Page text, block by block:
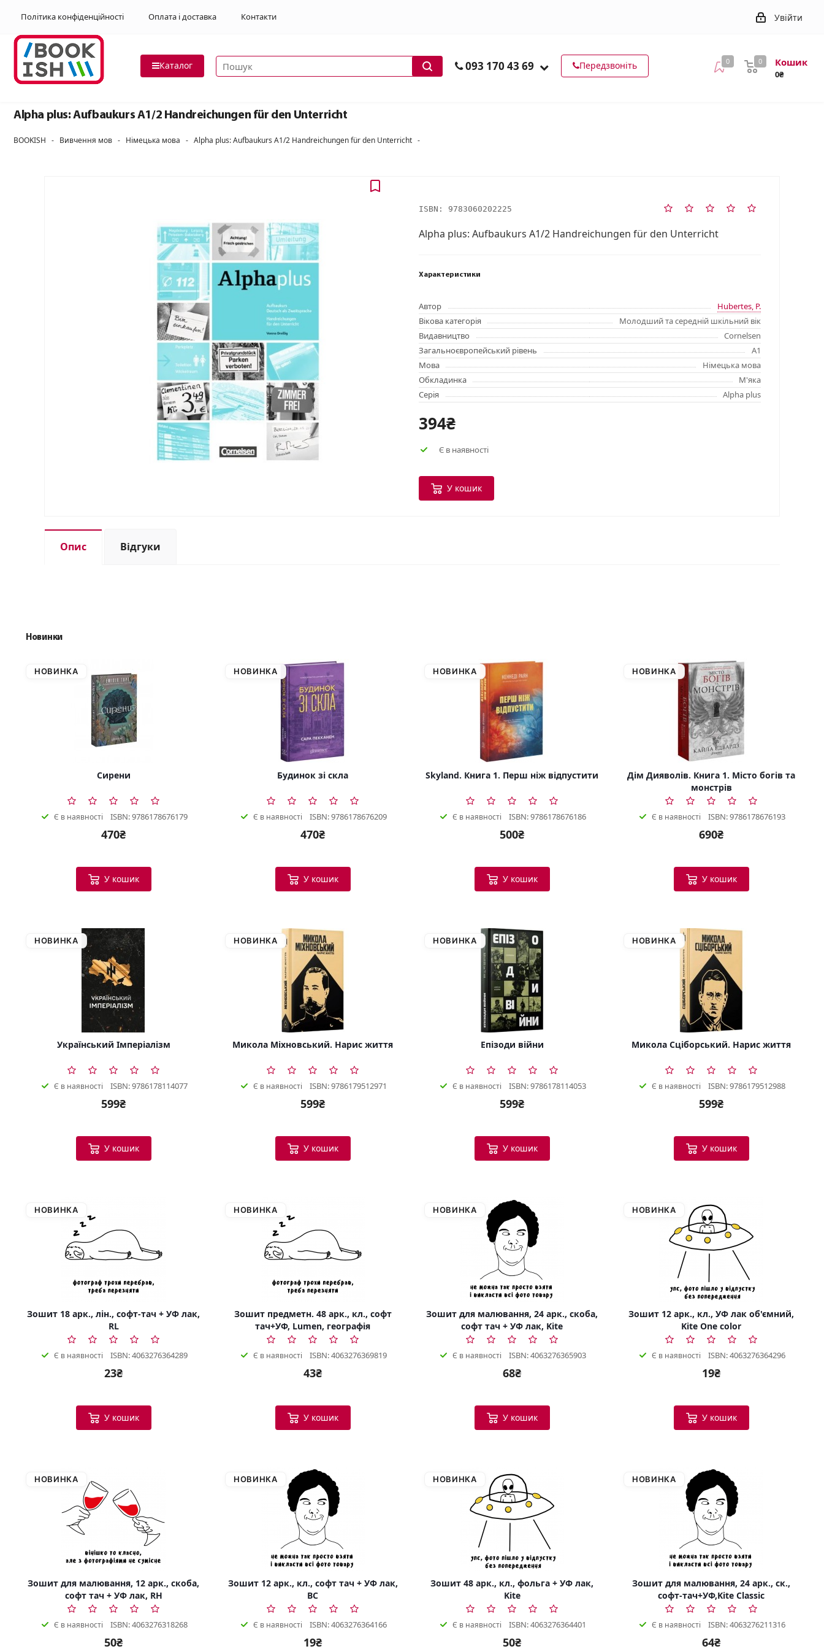
Політика конфіденційності Оплата і доставка Контакти Увійти
Каталог Пошук товарів 093 170 43 69 Передзвоніть 0 Кошик
0₴
0
Alpha plus: Aufbaukurs A1/2 Handreichungen für den Unterricht
BOOKISH - Вивчення мов - Німецька мова - Alpha plus: Aufbaukurs A1/2 Handreichungen für den Unterricht -
ISBN: 9783060202225
Alpha plus: Aufbaukurs A1/2 Handreichungen für den Unterricht
Характеристики
Автор
Hubertes, P.
Вікова категорія
Молодший та середній шкільний вік
Видавництво
Cornelsen
Загальноєвропейський рівень
A1
Мова
Німецька мова
Обкладинка
М'яка
Серія
Alpha plus
394₴
Є в наявності
У кошик
Опис Відгуки
Новинки
НОВИНКА
Сирени
Є в наявності ISBN: 9786178676179
470₴
У кошик
НОВИНКА
Будинок зі скла
Є в наявності ISBN: 9786178676209
470₴
У кошик
НОВИНКА
Skyland. Книга 1. Перш ніж відпустити
Є в наявності ISBN: 9786178676186
500₴
У кошик
НОВИНКА
Дім Дияволів. Книга 1. Місто богів та
монстрів
Є в наявності ISBN: 9786178676193
690₴
У кошик
НОВИНКА
Український Імперіалізм
Є в наявності ISBN: 9786178114077
599₴
У кошик
НОВИНКА
Микола Міхновський. Нарис життя
Є в наявності ISBN: 9786179512971
599₴
У кошик
НОВИНКА
Епізоди війни
Є в наявності ISBN: 9786178114053
599₴
У кошик
НОВИНКА
Микола Сціборський. Нарис життя
Є в наявності ISBN: 9786179512988
599₴
У кошик
НОВИНКА
Зошит 18 арк., лін., софт-тач + УФ лак,
RL
Є в наявності ISBN: 4063276364289
23₴
У кошик
НОВИНКА
Зошит предметн. 48 арк., кл., софт
тач+УФ, Lumen, географія
Є в наявності ISBN: 4063276369819
43₴
У кошик
НОВИНКА
Зошит для малювання, 24 арк., скоба,
софт тач + УФ лак, Kite
Є в наявності ISBN: 4063276365903
68₴
У кошик
НОВИНКА
Зошит 12 арк., кл., УФ лак об'ємний,
Kite One color
Є в наявності ISBN: 4063276364296
19₴
У кошик
НОВИНКА
Зошит для малювання, 12 арк., скоба,
софт тач + УФ лак, RH
Є в наявності ISBN: 4063276318268
50₴
НОВИНКА
Зошит 12 арк., кл., софт тач + УФ лак,
BC
Є в наявності ISBN: 4063276364166
19₴
НОВИНКА
Зошит 48 арк., кл., фольга + УФ лак,
Kite
Є в наявності ISBN: 4063276364401
50₴
НОВИНКА
Зошит для малювання, 24 арк., ск.,
софт-тач+УФ,Kite Classic
Є в наявності ISBN: 4063276211316
64₴